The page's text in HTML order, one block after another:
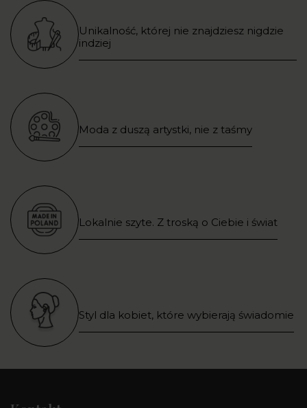
Unikalność, której nie znajdziesz nigdzie
indziej
Moda z duszą artystki, nie z taśmy
Lokalnie szyte. Z troską o Ciebie i świat
Styl dla kobiet, które wybierają świadomie